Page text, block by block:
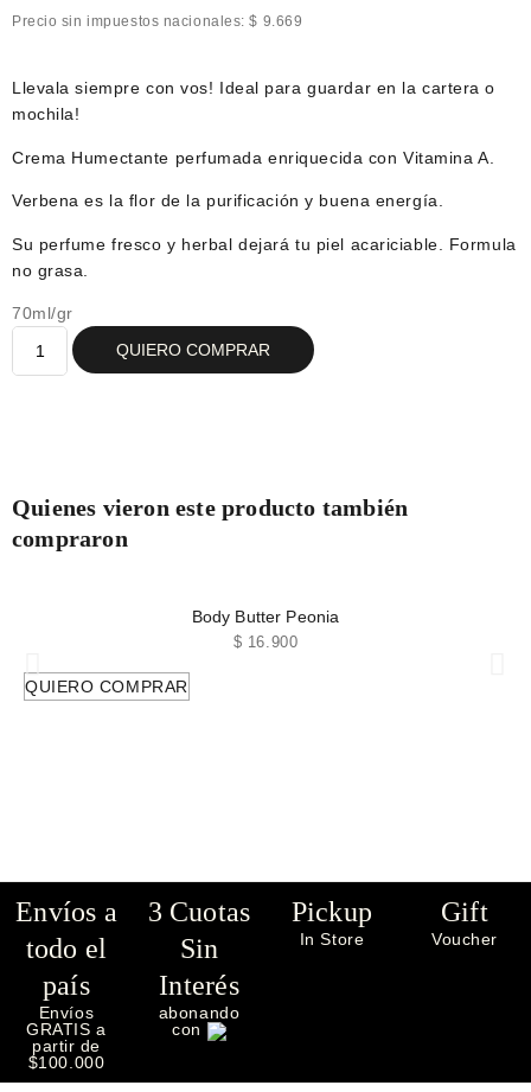
Precio sin impuestos nacionales:$ 9.669
Llevala siempre con vos! Ideal para guardar en la cartera o
mochila!
Crema Humectante perfumada enriquecida con Vitamina A.
Verbena es la flor de la purificación y buena energía.
Su perfume fresco y herbal dejará tu piel acariciable. Formula
no grasa.
70ml/gr
QUIERO COMPRAR
Quienes vieron este producto también
compraron
Body Butter Peonia
$ 16.900
QUIERO COMPRAR
Envíos a
todo el
país
Envíos
GRATIS a
partir de
$100.000
3 Cuotas
Sin
Interés
abonando
con
Pickup
In Store
Gift
Voucher